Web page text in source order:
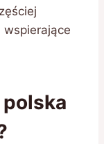
wspierające